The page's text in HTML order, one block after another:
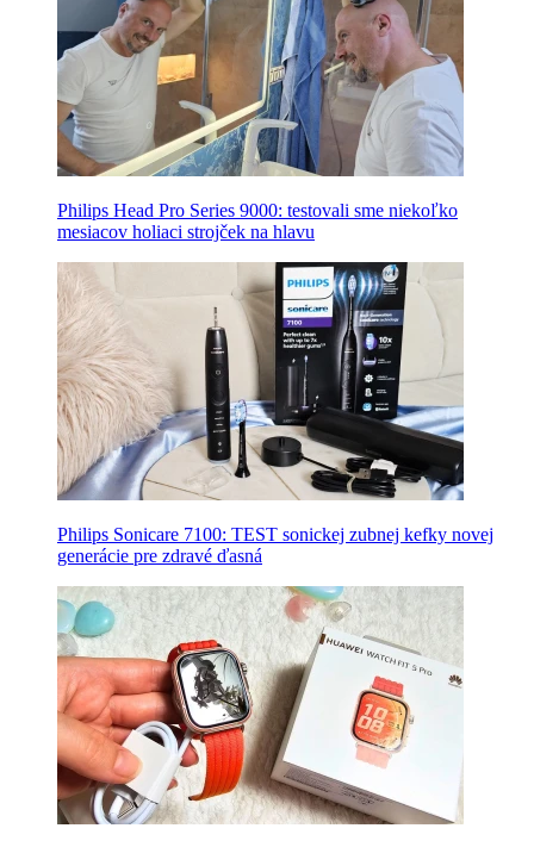
Philips Head Pro Series 9000: testovali sme niekoľko
mesiacov holiaci strojček na hlavu
Philips Sonicare 7100: TEST sonickej zubnej kefky novej
generácie pre zdravé ďasná